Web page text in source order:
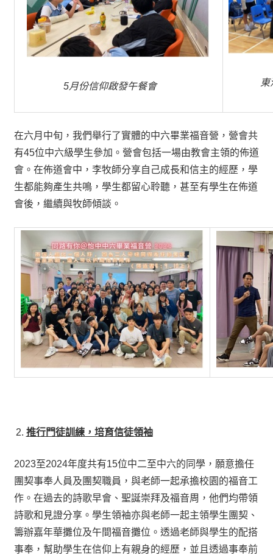
5月份信仰啟發午餐會 東
在六月中旬，我們舉行了實體的中六畢業福音營，營會共
有45位中六級學生參加。營會包括一場由教會主領的佈道
會。在佈道會中，李牧師分享自己成長和信主的經歷，學
生都能夠產生共鳴，學生都留心聆聽，甚至有學生在佈道
會後，繼續與牧師傾談。
推行門徒訓練，培育信徒領袖
2023至2024年度共有15位中二至中六的同學，願意擔任
團契事奉人員及團契職員，與老師一起承擔校園的福音工
作。在過去的詩歌早會、聖誕崇拜及福音周，他們均帶領
詩歌和見證分享。學生領袖亦與老師一起主領學生團契、
籌辦嘉年華攤位及午間福音攤位。透過老師與學生的配搭
事奉，幫助學生在信仰上有親身的經歷，並且透過事奉前